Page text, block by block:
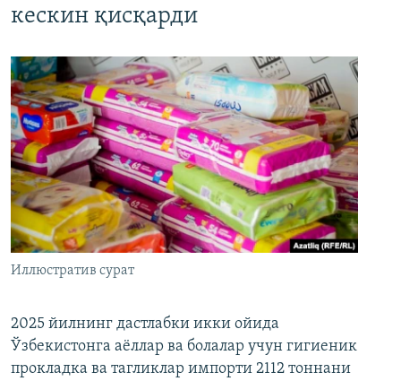
кескин қисқарди
Иллюстратив сурат
2025 йилнинг дастлабки икки ойида
Ўзбекистонга аёллар ва болалар учун гигиеник
прокладка ва тагликлар импорти 2112 тоннани